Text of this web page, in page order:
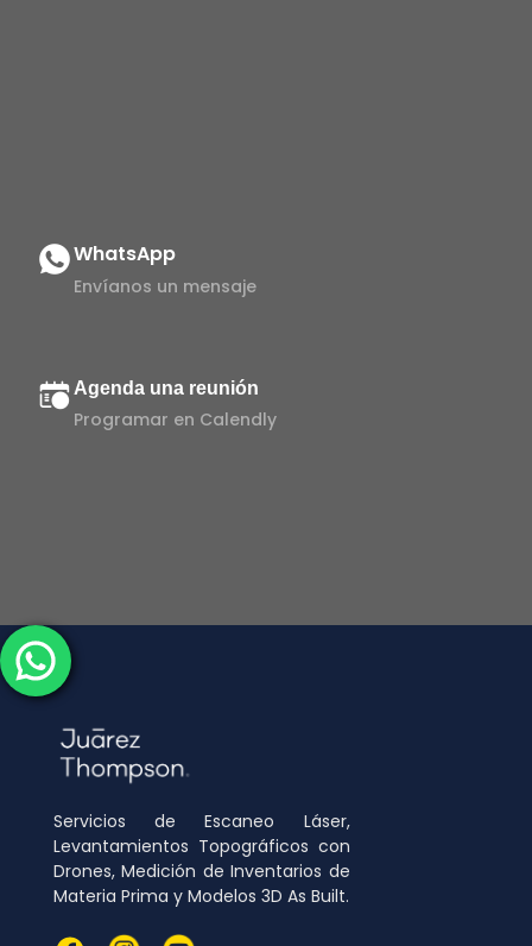
WhatsApp
Envíanos un mensaje
Agenda una reunión
Programar en Calendly
Servicios de Escaneo Láser,
Levantamientos Topográficos con
Drones, Medición de Inventarios de
Materia Prima y Modelos 3D As Built.